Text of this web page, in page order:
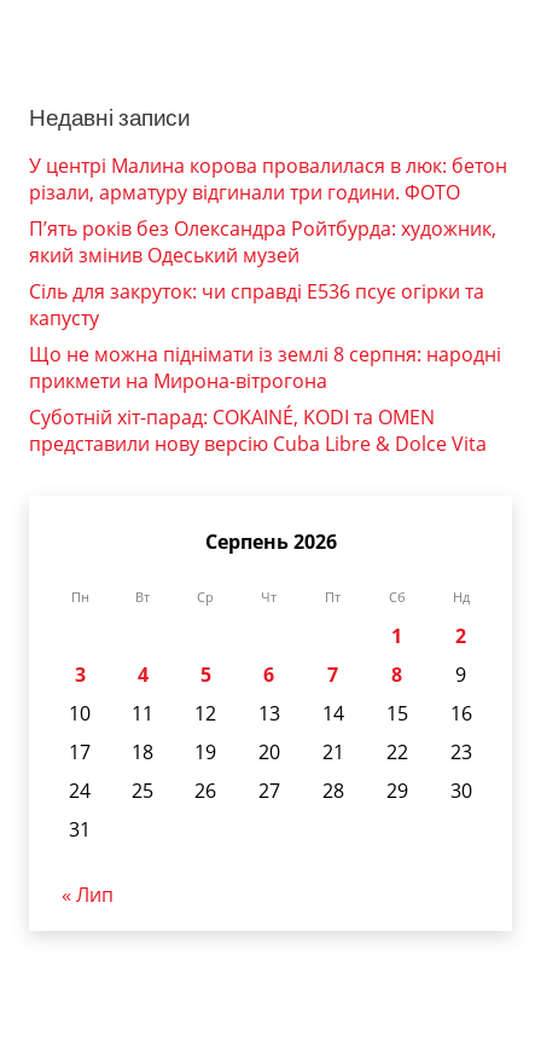
Недавні записи
У центрі Малина корова провалилася в люк: бетон
різали, арматуру відгинали три години. ФОТО
П’ять років без Олександра Ройтбурда: художник,
який змінив Одеський музей
Сіль для закруток: чи справді Е536 псує огірки та
капусту
Що не можна піднімати із землі 8 серпня: народні
прикмети на Мирона-вітрогона
Суботній хіт-парад: COKAINÉ, KODI та OMEN
представили нову версію Cuba Libre & Dolce Vita
Серпень 2026
Пн Вт Ср Чт Пт Сб Нд
1
2
3
4 5 6 7 8
9
10
11 12 13 14 15
16
17
18 19 20 21 22
23
24
25 26 27 28 29
30
31
« Лип